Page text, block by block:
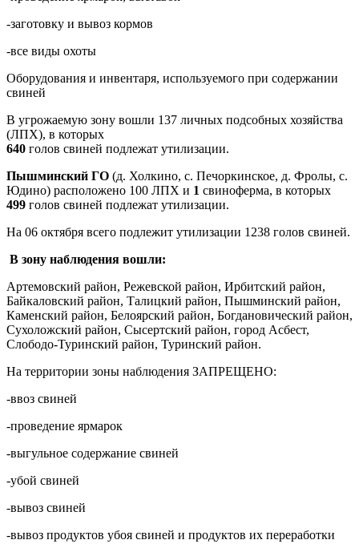
-заготовку и вывоз кормов
-все виды охоты
Оборудования и инвентаря, используемого при содержании
свиней
В угрожаемую зону вошли 137 личных подсобных хозяйства
(ЛПХ), в которых
640 голов свиней подлежат утилизации.
Пышминский ГО (д. Холкино, с. Печоркинское, д. Фролы, с.
Юдино) расположено 100 ЛПХ и 1 свиноферма, в которых
499 голов свиней подлежат утилизации.
На 06 октября всего подлежит утилизации 1238 голов свиней.
В зону наблюдения вошли:
Артемовский район, Режевской район, Ирбитский район,
Байкаловский район, Талицкий район, Пышминский район,
Каменский район, Белоярский район, Богдановический район,
Сухоложский район, Сысертский район, город Асбест,
Слободо-Туринский район, Туринский район.
На территории зоны наблюдения ЗАПРЕЩЕНО:
-ввоз свиней
-проведение ярмарок
-выгульное содержание свиней
-убой свиней
-вывоз свиней
-вывоз продуктов убоя свиней и продуктов их переработки